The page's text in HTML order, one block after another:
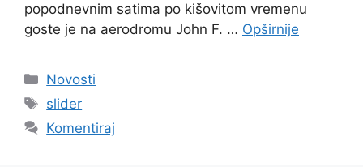
popodnevnim satima po kišovitom vremenu
goste je na aerodromu John F. … Opširnije
Kategorije
Novosti
Oznake
slider
Komentiraj